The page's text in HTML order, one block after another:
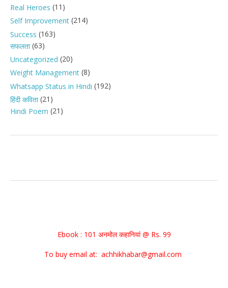
Real Heroes (11)
Self Improvement (214)
Success (163)
सफलता(63)
Uncategorized (20)
Weight Management (8)
Whatsapp Status in Hindi (192)
हिंदी कविता(21)
Hindi Poem (21)
Ebook : 101 अनमोल कहानियां @ Rs. 99
To buy email at: achhikhabar@gmail.com